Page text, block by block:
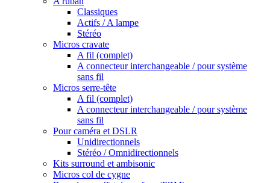
Classiques
Actifs / A lampe
Stéréo
Micros cravate
A fil (complet)
A connecteur interchangeable / pour système
sans fil
Micros serre-tête
A fil (complet)
A connecteur interchangeable / pour système
sans fil
Pour caméra et DSLR
Unidirectionnels
Stéréo / Omnidirectionnels
Kits surround et ambisonic
Micros col de cygne